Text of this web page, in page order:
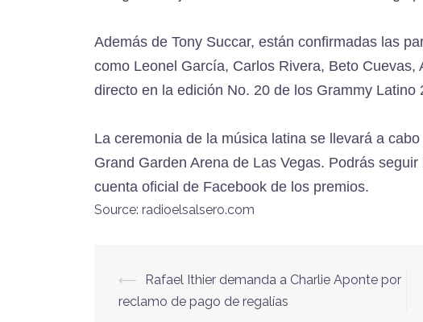
Además de Tony Succar, están confirmadas las
como Leonel García, Carlos Rivera, Beto
directo en la edición No. 20 de los Grammy Latino
La ceremonia de la música latina se llevará a
Grand Garden Arena de Las Vegas. Podrás
cuenta oficial de Facebook de los premios.
Source: radioelsalsero.com
Navegación
⟵
Rafael Ithier demanda a Charlie Aponte por
reclamo de pago de regalías